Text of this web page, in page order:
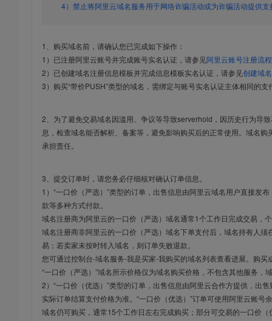
4）禁止将阿里云域名服务用于网络诈骗活动或为诈骗活动提供支
1、购买域名前，请确认您已完成如下操作：
1）已注册阿里云账号并完成账号实名认证，请参见阿里云账号注册流程
2）已创建域名注册信息模板并完成信息模板实名认证，请参见创建域
3）购买“带价PUSH”类型的域名，需绑定与账号实名认证主体相同的支
2、为了避免交易域名因滥用、争议等导致serverhold，因历史行为导
息，检查域名能否解析、备案等，避免影响购买后的正常使用。域名
承担责任。
3、提交订单时，请您务必仔细核对确认订单信息。
1）“一口价（严选）”类型的订单，出售信息由阿里云域名用户直接发
款等多种方式付款。
域名注册商为阿里云的一口价（严选）域名通常1个工作日完成交易，
域名注册商非阿里云的一口价（严选）域名下单支付后，域名持有人
易；若卖家未按时转入域名，则订单失败退款。
您可通过控制台-域名服务-我是买家-我购买的域名列表查看进展。购
“一口价（严选）”域名所示价格仅为域名购买价格，不包含其他服务，
2）“一口价（优选）”类型的订单，出售信息由阿里云合作方提供，出
实际订单结算支付价格为准。“一口价（优选）”订单可使用阿里云账
域名仍可购买，通常15个工作日左右完成购买；部分可交易的一口价